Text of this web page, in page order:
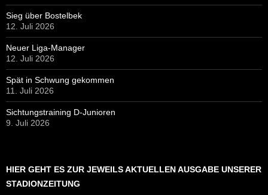
Sieg über Bostelbek
12. Juli 2026
Neuer Liga-Manager
12. Juli 2026
Spät in Schwung gekommen
11. Juli 2026
Sichtungstraining D-Junioren
9. Juli 2026
HIER GEHT ES ZUR JEWEILS AKTUELLEN AUSGABE UNSERER
STADIONZEITUNG